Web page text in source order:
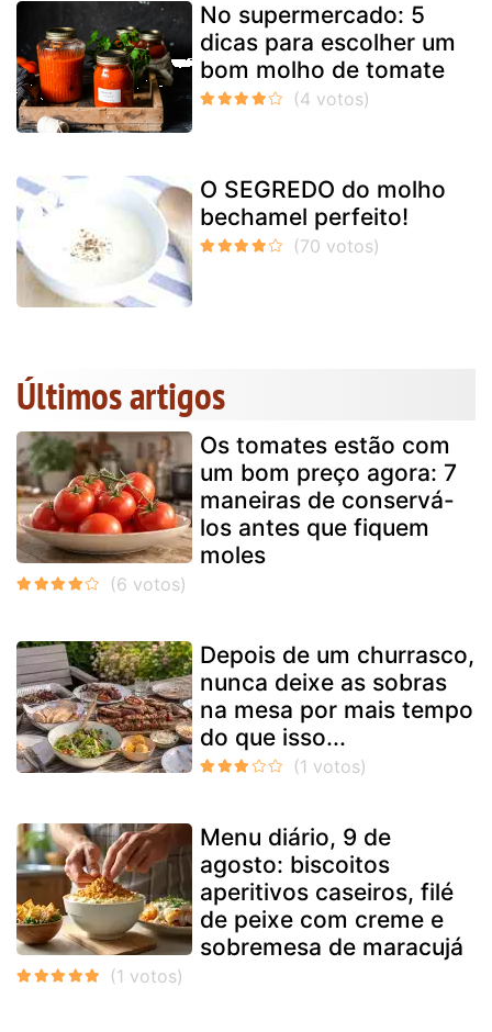
No supermercado: 5
dicas para escolher um
bom molho de tomate
O SEGREDO do molho
bechamel perfeito!
Últimos artigos
Os tomates estão com
um bom preço agora: 7
maneiras de conservá-
los antes que fiquem
moles
Depois de um churrasco,
nunca deixe as sobras
na mesa por mais tempo
do que isso...
Menu diário, 9 de
agosto: biscoitos
aperitivos caseiros, filé
de peixe com creme e
sobremesa de maracujá